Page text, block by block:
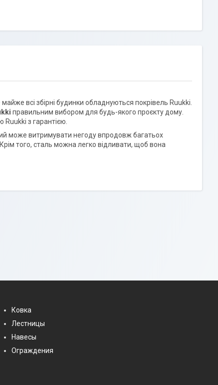
всі збірні будинки обладнуються покрівель Ruukki.
правильним вибором для будь-якого проєкту дому.
Ruukki з гарантією.
може витримувати негоду впродовж багатьох
того, сталь можна легко відливати, щоб вона
Ковка
Лестницы
Навесы
Ограждения